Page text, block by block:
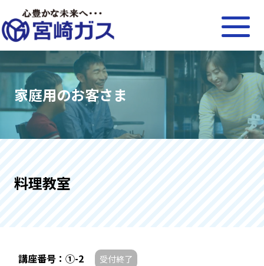
家庭用のお客さま
料理教室
講座番号：①-2 受付終了